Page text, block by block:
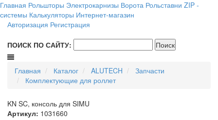
Главная Рольшторы Электрокарнизы Ворота Рольставни ZIP -
системы Калькуляторы Интернет-магазин
Авторизация Регистрация
ПОИСК ПО САЙТУ:
Главная Каталог ALUTECH
Запчасти
Комплектующие для роллет
KN SC, консоль для SIMU
Артикул: 1031660